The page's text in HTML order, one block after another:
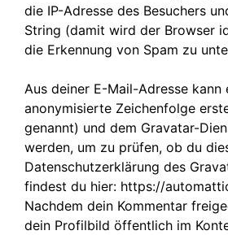
die IP-Adresse des Besuchers
String (damit wird der Browser
die Erkennung von Spam zu
Aus deiner E-Mail-Adresse kann
anonymisierte Zeichenfolge
genannt) und dem Gravatar-
werden, um zu prüfen, ob du
Datenschutzerklärung des
findest du hier: https://
Nachdem dein Kommentar
dein Profilbild öffentlich im